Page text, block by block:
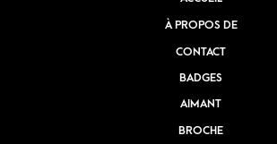
À PROPOS DE
CONTACT
BADGES
AIMANT
BROCHE